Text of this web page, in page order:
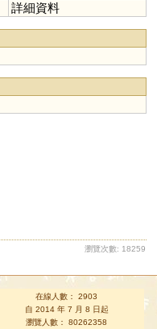
詳細資料
瀏覽次數: 18259
在線人數： 2903
自 2014 年 7 月 8 日起
瀏覽人數： 80262358